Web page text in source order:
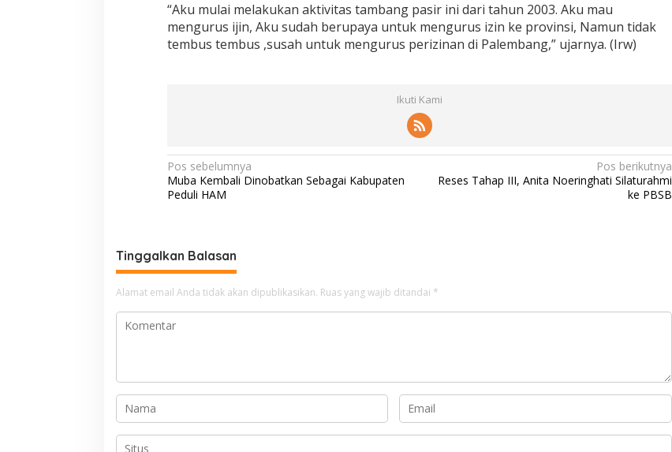
“Aku mulai melakukan aktivitas tambang pasir ini dari tahun 2003. Aku mau
mengurus ijin, Aku sudah berupaya untuk mengurus izin ke provinsi, Namun tidak
tembus tembus ,susah untuk mengurus perizinan di Palembang,” ujarnya. (Irw)
Ikuti Kami
N
a
g
a
s
i
s
Pos sebelumnya
Muba Kembali Dinobatkan Sebagai Kabupaten
Peduli HAM
Pos berikutnya
Reses Tahap III, Anita Noeringhati Silaturahmi
ke PBSB
Tinggalkan Balasan
Alamat email Anda tidak akan dipublikasikan. Ruas yang wajib ditandai *